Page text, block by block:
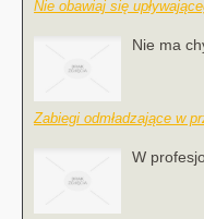
Nie obawiaj się
Nie ma
Zabiegi odmładzające w
W